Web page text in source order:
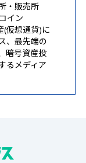
・販売所
イン
(仮想通貨)に
、最先端の
暗号資産投
るメディア